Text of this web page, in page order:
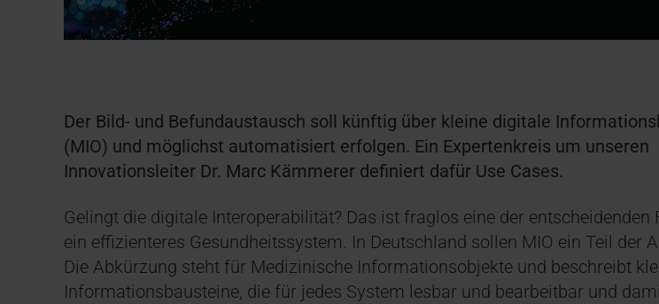
Der Bild- und Befundaustausch soll künftig über kleine digitale
(MIO) und möglichst automatisiert erfolgen. Ein Expertenkreis um unseren
Innovationsleiter Dr. Marc Kämmerer definiert dafür Use Cases.
Gelingt die digitale Interoperabilität? Das ist fraglos eine der entscheidenden
ein effizienteres Gesundheitssystem. In Deutschland sollen MIO ein Teil der
Die Abkürzung steht für Medizinische Informationsobjekte und beschreibt
Informationsbausteine, die für jedes System lesbar und bearbeitbar und